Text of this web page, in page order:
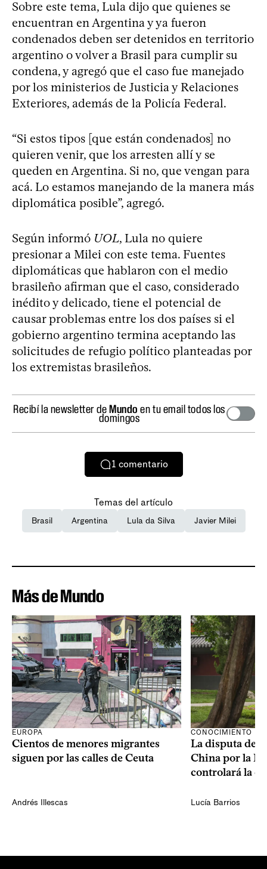
Sobre este tema, Lula dijo que quienes se
encuentran en Argentina y ya fueron
condenados deben ser detenidos en territorio
argentino o volver a Brasil para cumplir su
condena, y agregó que el caso fue manejado
por los ministerios de Justicia y Relaciones
Exteriores, además de la Policía Federal.
“Si estos tipos [que están condenados] no
quieren venir, que los arresten allí y se
queden en Argentina. Si no, que vengan para
acá. Lo estamos manejando de la manera más
diplomática posible”, agregó.
Según informó UOL, Lula no quiere
presionar a Milei con este tema. Fuentes
diplomáticas que hablaron con el medio
brasileño afirman que el caso, considerado
inédito y delicado, tiene el potencial de
causar problemas entre los dos países si el
gobierno argentino termina aceptando las
solicitudes de refugio político planteadas por
los extremistas brasileños.
Recibí la newsletter deMundo en tu email todos los
domingos
1 comentario
Temas del artículo
Brasil Argentina Lula da Silva Javier Milei
Más de Mundo
EUROPA
Cientos de menores migrantes
siguen por las calles de Ceuta
Andrés Illescas
CONOCIMIENTO
La disputa de
China por la
controlará la
Lucía Barrios